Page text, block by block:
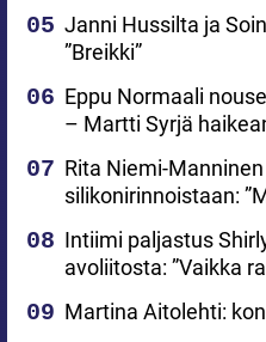
Janni Hussilta ja
”Breikki”
Eppu Normaali
– Martti Syrjä
Rita Niemi-
silikonirinnoistaan:
Intiimi paljastus
avoliitosta: ”Vaikka
Martina Aitolehti: